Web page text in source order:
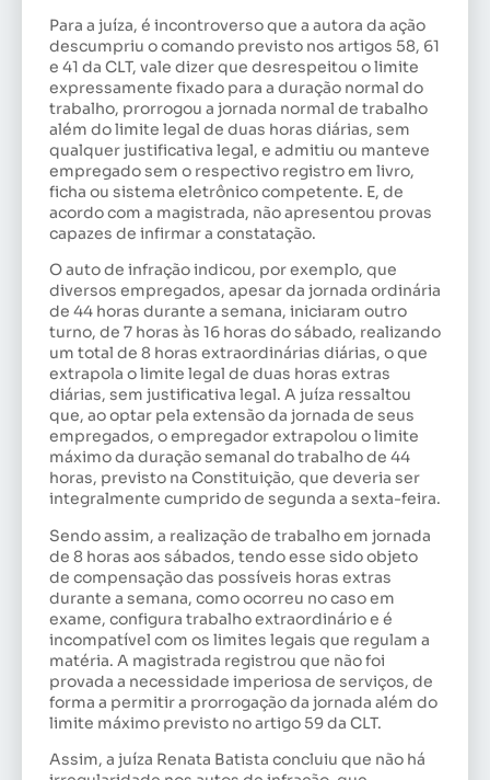
Para a juíza, é incontroverso que a autora da ação
descumpriu o comando previsto nos artigos 58, 61
e 41 da CLT, vale dizer que desrespeitou o limite
expressamente fixado para a duração normal do
trabalho, prorrogou a jornada normal de trabalho
além do limite legal de duas horas diárias, sem
qualquer justificativa legal, e admitiu ou manteve
empregado sem o respectivo registro em livro,
ficha ou sistema eletrônico competente. E, de
acordo com a magistrada, não apresentou provas
capazes de infirmar a constatação.
O auto de infração indicou, por exemplo, que
diversos empregados, apesar da jornada ordinária
de 44 horas durante a semana, iniciaram outro
turno, de 7 horas às 16 horas do sábado, realizando
um total de 8 horas extraordinárias diárias, o que
extrapola o limite legal de duas horas extras
diárias, sem justificativa legal. A juíza ressaltou
que, ao optar pela extensão da jornada de seus
empregados, o empregador extrapolou o limite
máximo da duração semanal do trabalho de 44
horas, previsto na Constituição, que deveria ser
integralmente cumprido de segunda a sexta-feira.
Sendo assim, a realização de trabalho em jornada
de 8 horas aos sábados, tendo esse sido objeto
de compensação das possíveis horas extras
durante a semana, como ocorreu no caso em
exame, configura trabalho extraordinário e é
incompatível com os limites legais que regulam a
matéria. A magistrada registrou que não foi
provada a necessidade imperiosa de serviços, de
forma a permitir a prorrogação da jornada além do
limite máximo previsto no artigo 59 da CLT.
Assim, a juíza Renata Batista concluiu que não há